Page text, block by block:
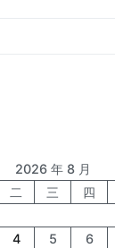
2026 年 8 月
二 三 四
4 5 6